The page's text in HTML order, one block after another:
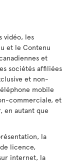
vidéo, les
et le Contenu
et
sociétés affiliées
et non-
mobile
commerciale, et
en autant que
la
licence,
internet, la